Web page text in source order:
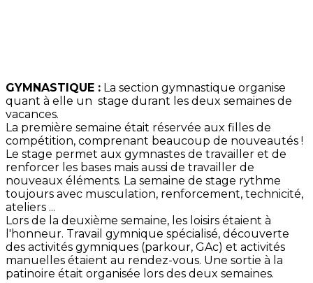
GYMNASTIQUE : La section gymnastique organise
quant à elle un stage durant les deux semaines de
vacances.
La première semaine était réservée aux filles de
compétition, comprenant beaucoup de nouveautés !
Le stage permet aux gymnastes de travailler et de
renforcer les bases mais aussi de travailler de
nouveaux éléments. La semaine de stage rythme
toujours avec musculation, renforcement, technicité,
ateliers ...
Lors de la deuxième semaine, les loisirs étaient à
l'honneur. Travail gymnique spécialisé, découverte
des activités gymniques (parkour, GAc) et activités
manuelles étaient au rendez-vous. Une sortie à la
patinoire était organisée lors des deux semaines.